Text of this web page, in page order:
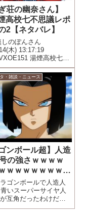
荘の幽奈さん】
高校七不思議レポ
2【ネタバレ】
のぽんさん
木) 13:17:19
湯煙高校七不
トその2湯煙高校の七
つ画集『赤い紐』本
の場の者の服装を赤
ロビキニに変えてしま
...
・雑談・ニュース
ンボール超】人造
の強さｗｗｗｗ
ｗｗｗｗｗｗｗｗ
ゴンボールで人造人
いスーパーサイヤ人
互角だったわけだが1:
んさん 2017/04/16(日)